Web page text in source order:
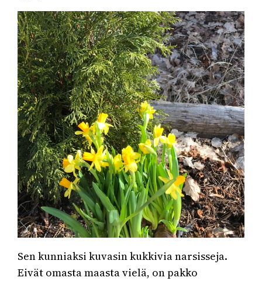
Sen kunniaksi kuvasin kukkivia narsisseja.
Eivät omasta maasta vielä, on pakko